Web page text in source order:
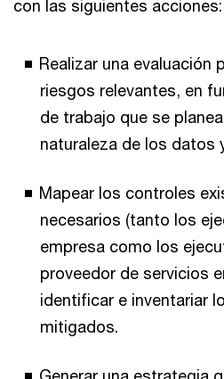
con las siguientes acciones:
Realizar una evaluación
riesgos relevantes, en
de trabajo que se
naturaleza de los datos
Mapear los controles
necesarios (tanto los
empresa como los
proveedor de servicios
identificar e inventariar
mitigados.